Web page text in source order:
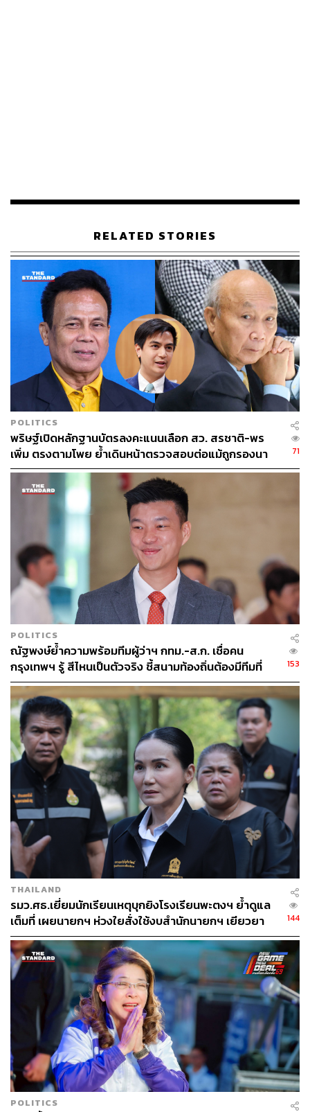
TAGS: หนองบัวลำภู
RELATED STORIES
POLITICS
พริษฐ์เปิดหลักฐานบัตรลงคะแนนเลือก สว. สรชาติ-พร
เพิ่ม ตรงตามโพย ย้ำเดินหน้าตรวจสอบต่อแม้ถูกรองนา
ยกฯ ฟ้องหมิ่น
71
POLITICS
ณัฐพงษ์ย้ำความพร้อมทีมผู้ว่าฯ กทม.-ส.ก. เชื่อคน
กรุงเทพฯ รู้ สีไหนเป็นตัวจริง ชี้สนามท้องถิ่นต้องมีทีมที่
เข้มแข็ง
153
THAILAND
รมว.ศธ.เยี่ยมนักเรียนเหตุบุกยิงโรงเรียนพะตงฯ ย้ำดูแล
เต็มที่ เผยนายกฯ ห่วงใยสั่งใช้งบสำนักนายกฯ เยียวยา
ครอบครัว ผอ.ผู้เสียสละ
144
POLITICS